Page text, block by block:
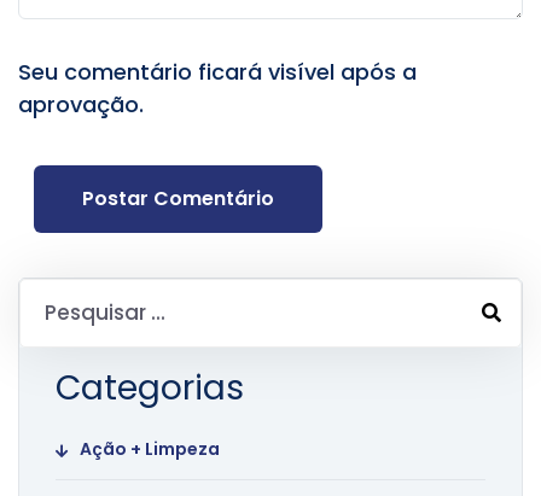
Seu comentário ficará visível após a
aprovação.
Postar Comentário
Categorias
Ação + Limpeza